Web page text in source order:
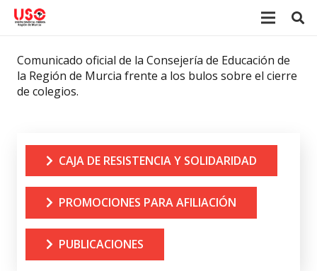
Comunicado oficial de la Consejería de Educación de
la Región de Murcia frente a los bulos sobre el cierre
de colegios.
CAJA DE RESISTENCIA Y SOLIDARIDAD
PROMOCIONES PARA AFILIACIÓN
PUBLICACIONES